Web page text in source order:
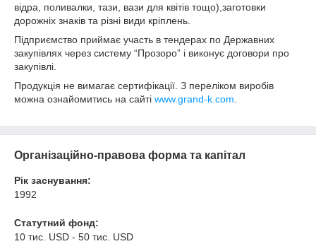
відра, поливалки, тази, вази для квітів тощо),заготовки
дорожніх знаків та різні види кріплень.
Підприємство приймає участь в тендерах по Державних
закупівлях через систему “Прозоро” і виконує договори про
закупівлі.
Продукція не вимагає сертифікації. З переліком виробів
можна ознайомитись на сайті www.grand-k.com
Організаційно-правова форма та капітал
Рік заснування:
1992
Статутний фонд:
10 тис. USD - 50 тис. USD